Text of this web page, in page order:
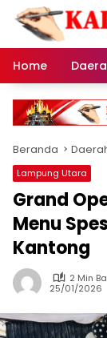
Langsung
konten
Home
Beranda
Lampung Utara
Grand
Menu
Kantong
2 Min
25/01/2026